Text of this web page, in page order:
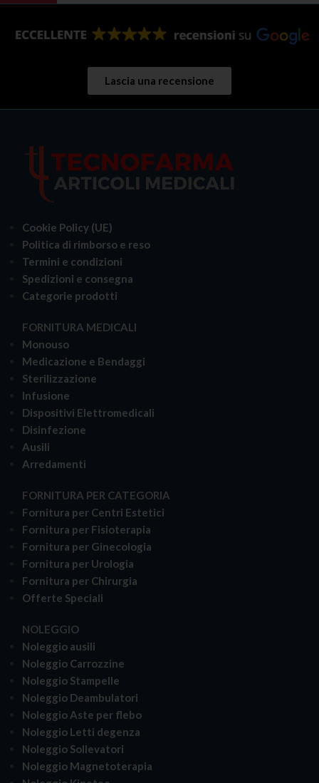
Lascia una recensione
Cookie Policy (UE)
Politica di rimborso e reso
Termini e condizioni
Spedizioni e consegna
Categorie prodotti
FORNITURA MEDICALI
Monouso
Medicazione e Bendaggi
Sterilizzazione
Infusione
Dispositivi Elettromedicali
Disinfezione
Ausili
Arredamenti
FORNITURA PER CATEGORIA
Fornitura per Centri Estetici
Fornitura per Fisioterapia
Fornitura per Ginecologia
Fornitura per Urologia
Fornitura per Chirurgia
Offerte Speciali
NOLEGGIO
Noleggio ausili
Noleggio Carrozzine
Noleggio Stampelle
Noleggio Deambulatori
Noleggio Aste per flebo
Noleggio Letti degenza
Noleggio Sollevatori
Noleggio Magnetoterapia